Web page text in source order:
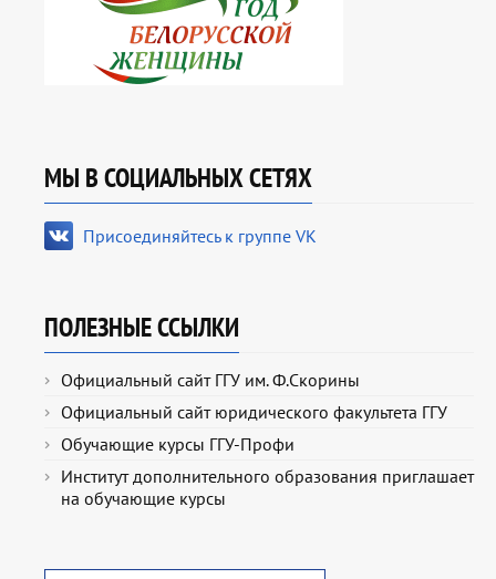
МЫ В СОЦИАЛЬНЫХ СЕТЯХ
Присоединяйтесь к группе VK
ПОЛЕЗНЫЕ ССЫЛКИ
Официальный сайт ГГУ им. Ф.Скорины
Официальный сайт юридического факультета ГГУ
Обучающие курсы ГГУ-Профи
Институт дополнительного образования приглашает
на обучающие курсы